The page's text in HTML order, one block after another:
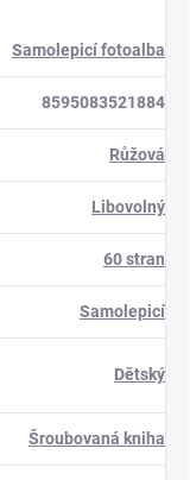
Samolepicí fotoalba
8595083521884
Růžová
Libovolný
60 stran
Samolepicí
Dětský
Šroubovaná kniha